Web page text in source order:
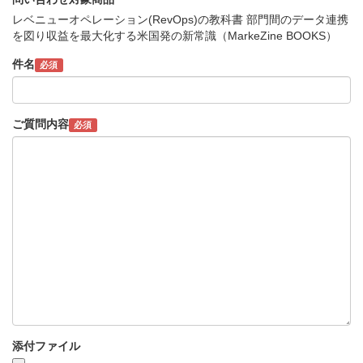
レベニューオペレーション(RevOps)の教科書 部門間のデータ連携
を図り収益を最大化する米国発の新常識（MarkeZine BOOKS）
件名 必須
ご質問内容 必須
添付ファイル